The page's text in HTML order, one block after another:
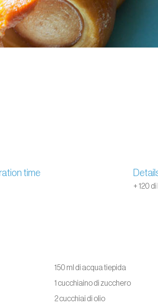
time
+ 120
150 ml di acqua tiepida
1 cucchiaino di zucchero
2 cucchiai di olio